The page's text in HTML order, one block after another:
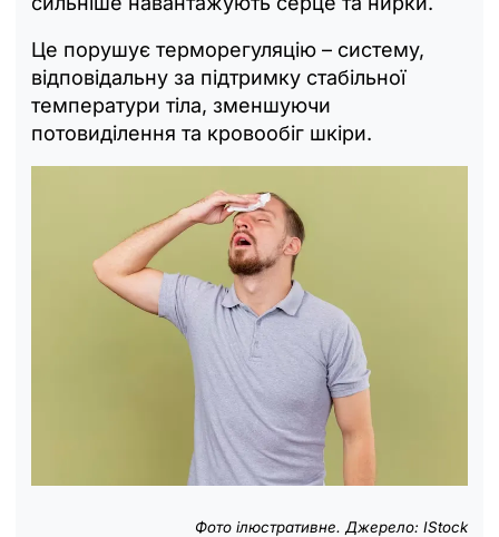
Це порушує терморегуляцію – систему,
відповідальну за підтримку стабільної
температури тіла, зменшуючи
потовиділення та кровообіг шкіри.
Фото ілюстративне. Джерело: IStock